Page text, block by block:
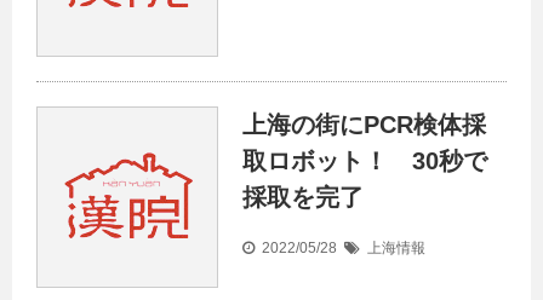
上海の街にPCR検体採
取ロボット！ 30秒で
採取を完了
2022/05/28 上海情報